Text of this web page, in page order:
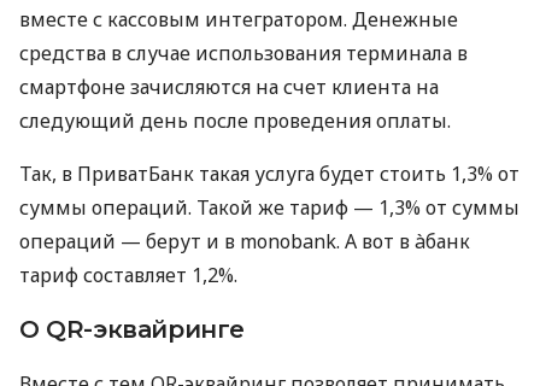
вместе с кассовым интегратором. Денежные
средства в случае использования терминала в
смартфоне зачисляются на счет клиента на
следующий день после проведения оплаты.
Так, в ПриватБанк такая услуга будет стоить 1,3% от
суммы операций. Такой же тариф — 1,3% от суммы
операций — берут и в monobank. А вот в àбанк
тариф составляет 1,2%.
О QR-эквайринге